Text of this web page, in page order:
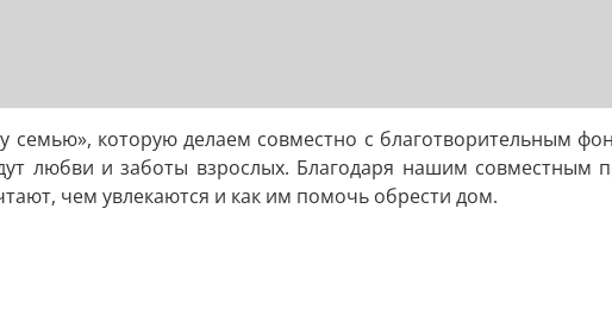
семью», которую делаем совместно с благотворительным
любви и заботы взрослых. Благодаря нашим совместным
чем увлекаются и как им помочь обрести дом.